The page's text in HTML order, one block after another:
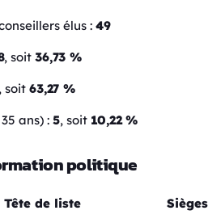
élus : 49
, soit36,73 %
, soit63,27 %
ans) : 5, soit 10,22 %
politique
Tête de liste Sièges